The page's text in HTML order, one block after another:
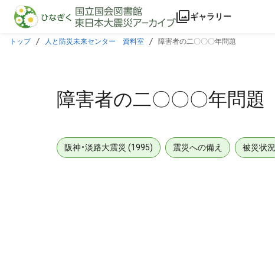
本文に飛ぶ
ギャラリー
トップ 人と防災未来センター 資料室 障害者の二〇〇〇年問題
障害者の二〇〇〇年問題
阪神・淡路大震災 (1995) 震災への備え 被災状況